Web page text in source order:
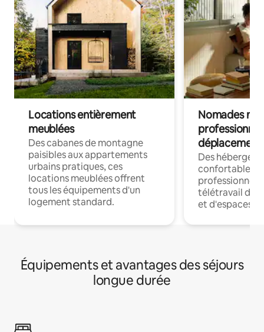
Locations entièrement
meublées
Des cabanes de montagne
paisibles aux appartements
urbains pratiques, ces
locations meublées offrent
tous les équipements d'un
logement standard.
Nomades
déplacement
Des
confortables
professionnels
télétravail
et d'espaces
Équipements et avantages des séjours
longue durée